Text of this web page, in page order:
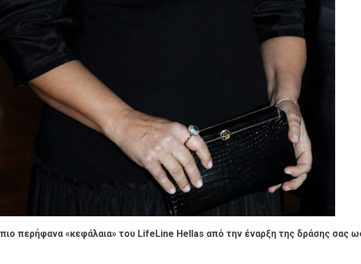
πιο περήφανα «κεφάλαια» του LifeLine Hellas από την έναρξη της δράσης σας